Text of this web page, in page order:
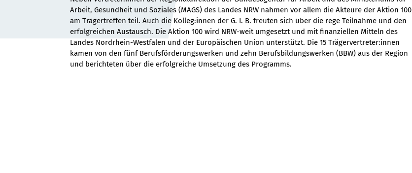
Arbeit, Gesundheit und Soziales (MAGS) des Landes NRW nahmen vor allem die Akteure der Aktion 100
am Trägertreffen teil. Auch die Kolleg:innen der G. I. B. freuten sich über die rege Teilnahme und den
erfolgreichen Austausch. Die Aktion 100 wird NRW-weit umgesetzt und mit finanziellen Mitteln des
Landes Nordrhein-Westfalen und der Europäischen Union unterstützt. Die 15 Trägervertreter:innen
kamen von den fünf Berufsförderungswerken und zehn Berufsbildungswerken (BBW) aus der Region
und berichteten über die erfolgreiche Umsetzung des Programms.